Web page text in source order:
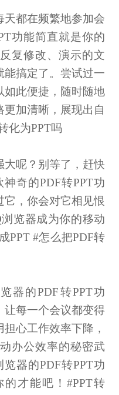
都在频繁地参加会
功能简直就是你的
复修改、演示的文
搞定了。尝试过一
如此便捷，随时随地
加清晰，展现出自
化为PPT吗
大呢？别等了，赶快
奇的PDF转PPT功
，你会对它相见恨
览器成为你的移动
PPT #怎么把PDF转
器的PDF转PPT功
让每一个会议都变得
心工作效率下降，
办公效率的秘密武
器的PDF转PPT功
才能吧！#PPT转